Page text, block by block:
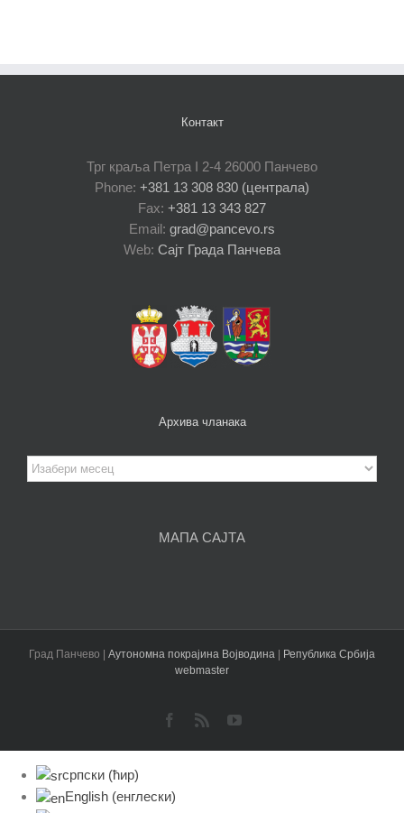
Контакт
Трг краља Петра I 2-4 26000 Панчево
Phone: +381 13 308 830 (централа)
Fax: +381 13 343 827
Email: grad@pancevo.rs
Web: Сајт Града Панчева
Архива чланака
Архива
чланака
МАПА САЈТА
Град Панчево | Аутономна покрајина Војводина | Република Србија
webmaster
Facebook
Rss YouTube
српски (ћир)
English (енглески)